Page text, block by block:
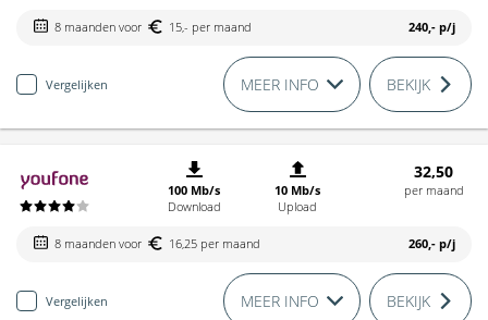
8 maanden voor 15,- per maand 240,- p/j
Vergelijken MEER INFO BEKIJK
100 Mb/s
Download
10 Mb/s
Upload
32,50
per maand
8 maanden voor 16,25 per maand 260,- p/j
Vergelijken MEER INFO BEKIJK